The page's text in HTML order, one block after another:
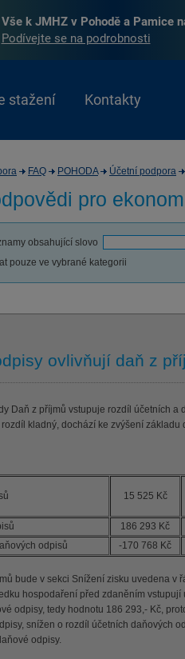
Vše k JMHZ v Pohodě a Pamice
Podívejte se na podrobnosti
stažení Kontakty
FAQ POHODA Účetní podpora
pro
obsahující slovo
pouze ve vybrané kategorii
ovlivňují daň z
Daň z příjmů vstupuje rozdíl účetních
rozdíl kladný, dochází ke zvýšení
15 525 Kč
186 293 Kč
odpisů
-170 768 Kč
bude v sekci Snížení zisku uvedena v
hospodaření před zdaněním
odpisy, tedy hodnotu 186 293,- Kč,
snížen o rozdíl účetních daňových
odpisy.